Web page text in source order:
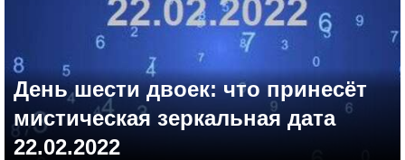
День шести двоек: что принесёт
мистическая зеркальная дата
22.02.2022